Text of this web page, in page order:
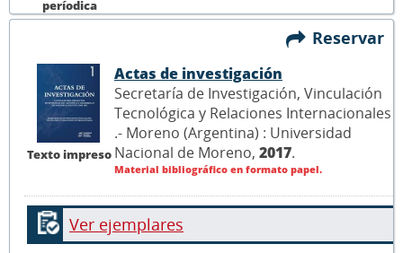
períodica
Reservar
Texto impreso
Actas de investigación
Secretaría de Investigación, Vinculación
Tecnológica y Relaciones Internacionales
.- Moreno (Argentina) : Universidad
Nacional de Moreno, 2017.
Material bibliográfico en formato papel.
Ver ejemplares